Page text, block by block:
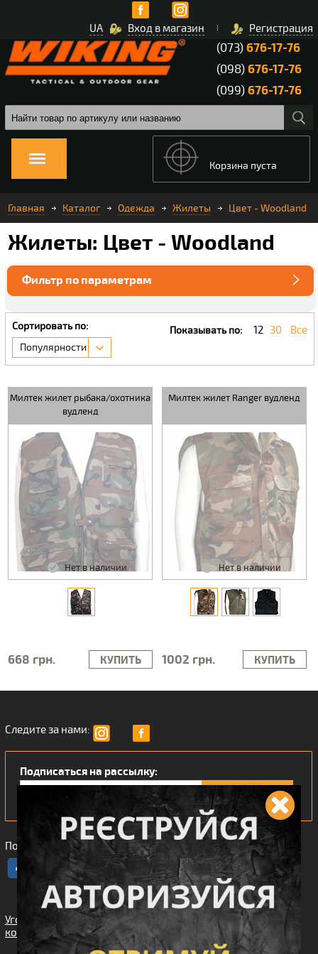
Вход в магазин Регистрация
UA
(073)676-17-76
(098)676-17-76
(099)676-17-76
Корзина пуста
Главная Каталог Одежда Жилеты Цвет - Woodland
Жилеты: Цвет - Woodland
Фильтр по параметрам
Сортировать по:
Популярности
Показывать по: 12 30 Все
Милтек жилет рыбака/охотника
вудленд
Нет в наличии
668 грн. КУПИТЬ
Милтек жилет Ranger вудленд
Нет в наличии
1002 грн. КУПИТЬ
Следите за нами:
Подписаться на рассылку:
Понравился наш интернет магазин?
Угода
користувача